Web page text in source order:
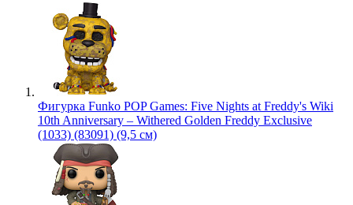
Фигурка Funko POP Games: Five Nights at Freddy's Wiki
10th Anniversary – Withered Golden Freddy Exclusive
(1033) (83091) (9,5 см)